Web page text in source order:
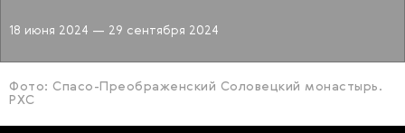
18 июня 2024 — 29 сентября 2024
Фото: Спасо-Преображенский Соловецкий монастырь.
РХС